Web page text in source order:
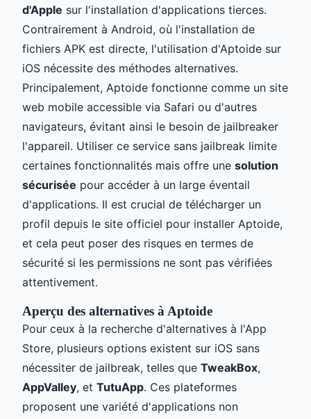
d'Apple sur l'installation d'applications tierces.
Contrairement à Android, où l'installation de
fichiers APK est directe, l'utilisation d'Aptoide sur
iOS nécessite des méthodes alternatives.
Principalement, Aptoide fonctionne comme un site
web mobile accessible via Safari ou d'autres
navigateurs, évitant ainsi le besoin de jailbreaker
l'appareil. Utiliser ce service sans jailbreak limite
certaines fonctionnalités mais offre une solution
sécurisée pour accéder à un large éventail
d'applications. Il est crucial de télécharger un
profil depuis le site officiel pour installer Aptoide,
et cela peut poser des risques en termes de
sécurité si les permissions ne sont pas vérifiées
attentivement.
Aperçu des alternatives à Aptoide
Pour ceux à la recherche d'alternatives à l'App
Store, plusieurs options existent sur iOS sans
nécessiter de jailbreak, telles que TweakBox,
AppValley, et TutuApp. Ces plateformes
proposent une variété d'applications non